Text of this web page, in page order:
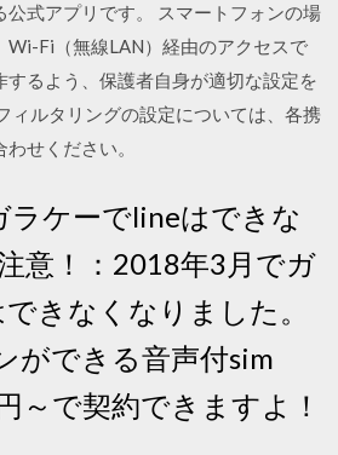
公式アプリです。 スマートフォンの場
Wi-Fi（無線LAN）経由のアクセスで
するよう、保護者自身が適切な設定を
ィルタリングの設定については、各携
せください。
ラケーでlineはできな
意！：2018年3月でガ
きなくなりました。
ができる音声付sim
～で契約できますよ！